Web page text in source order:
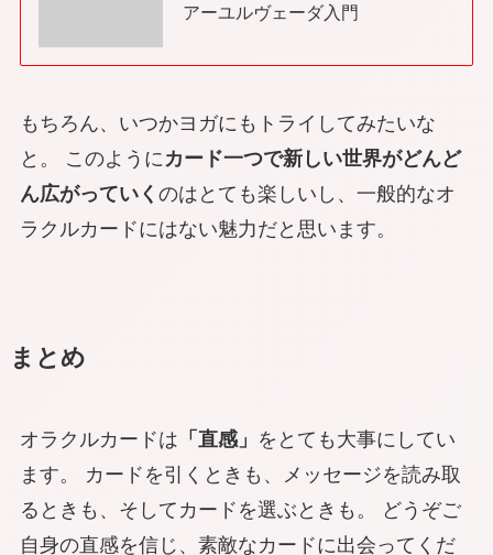
アーユルヴェーダ入門
もちろん、いつかヨガにもトライしてみたいな
と。 このように カード一つで新しい世界がどんど
ん広がっていく のはとても楽しいし、一般的なオ
ラクルカードにはない魅力だと思います。
まとめ
オラクルカードは 「直感」 をとても大事にしてい
ます。 カードを引くときも、メッセージを読み取
るときも、そしてカードを選ぶときも。 どうぞご
自身の直感を信じ、素敵なカードに出会ってくだ